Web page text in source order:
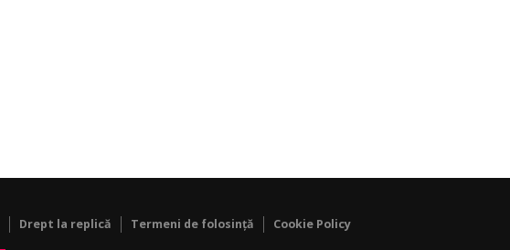
Drept la replică Termeni de folosință Cookie Policy